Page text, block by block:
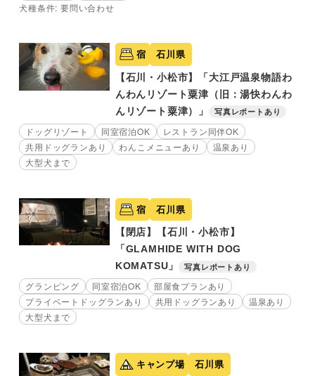
犬種条件: 要問い合わせ
宿 石川県
【石川・小松市】「大江戸温泉物語わ
んわんリゾート粟津（旧：湯快わんわ
んリゾート粟津）」
写真レポートあり
ドッグリゾート 同室宿泊OK
レストラン同伴OK
共用ドッグランあり
わんこメニューあり
温泉あり
大型犬まで
宿 石川県
【閉店】【石川・小松市】
「GLAMHIDE WITH DOG
KOMATSU」
写真レポートあり
グランピング 同室宿泊OK
部屋食プランあり
プライベートドッグランあり
共用ドッグランあり
温泉あり
大型犬まで
キャンプ場 石川県